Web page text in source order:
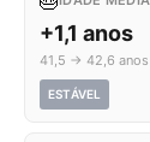
+1,1 anos
41,5 → 42,6 anos
ESTÁVEL